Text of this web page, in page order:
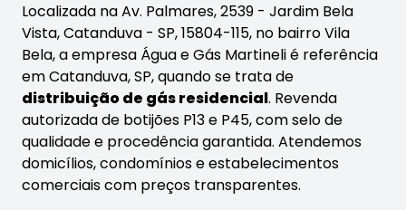
Localizada na Av. Palmares, 2539 - Jardim Bela
Vista, Catanduva - SP, 15804-115, no bairro Vila
Bela, a empresa Água e Gás Martineli é referência
em Catanduva, SP, quando se trata de
distribuição de gás residencial. Revenda
autorizada de botijões P13 e P45, com selo de
qualidade e procedência garantida. Atendemos
domicílios, condomínios e estabelecimentos
comerciais com preços transparentes.